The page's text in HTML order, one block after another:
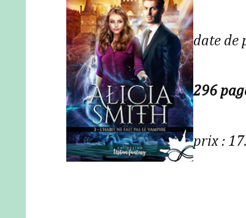
date de
296
prix :